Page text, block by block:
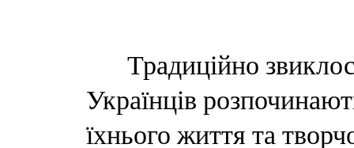
Традиційно
Українців
їхнього життя та